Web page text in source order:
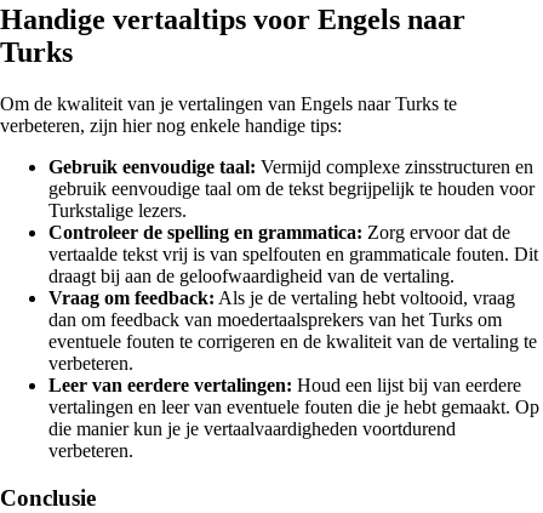
Handige vertaaltips voor Engels naar
Turks
Om de kwaliteit van je vertalingen van Engels naar Turks te
verbeteren, zijn hier nog enkele handige tips:
Gebruik eenvoudige taal: Vermijd complexe zinsstructuren en
gebruik eenvoudige taal om de tekst begrijpelijk te houden voor
Turkstalige lezers.
Controleer de spelling en grammatica: Zorg ervoor dat de
vertaalde tekst vrij is van spelfouten en grammaticale fouten. Dit
draagt bij aan de geloofwaardigheid van de vertaling.
Vraag om feedback: Als je de vertaling hebt voltooid, vraag
dan om feedback van moedertaalsprekers van het Turks om
eventuele fouten te corrigeren en de kwaliteit van de vertaling te
verbeteren.
Leer van eerdere vertalingen: Houd een lijst bij van eerdere
vertalingen en leer van eventuele fouten die je hebt gemaakt. Op
die manier kun je je vertaalvaardigheden voortdurend
verbeteren.
Conclusie